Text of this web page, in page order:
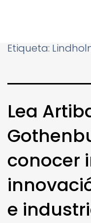
Etiqueta:
Lea
conocer
e